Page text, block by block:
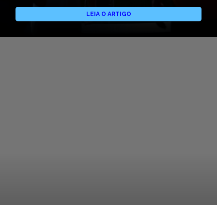
LEIA O ARTIGO